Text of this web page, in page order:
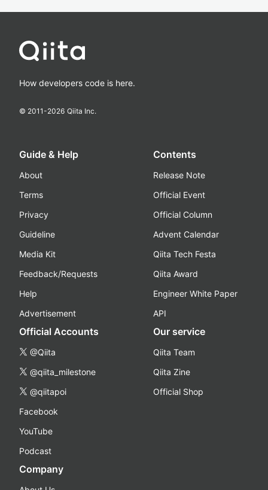
How developers code is here.
© 2011-2026 Qiita Inc.
Guide & Help
About
Terms
Privacy
Guideline
Media Kit
Feedback/Requests
Help
Advertisement
Contents
Release Note
Official Event
Official Column
Advent Calendar
Qiita Tech Festa
Qiita Award
Engineer White Paper
API
Official Accounts
@Qiita
@qiita_milestone
@qiitapoi
Facebook
YouTube
Podcast
Our service
Qiita Team
Qiita Zine
Official Shop
Company